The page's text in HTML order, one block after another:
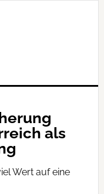
als
Wert auf eine